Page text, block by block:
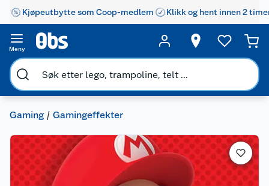
Kjøpeutbytte som Coop-medlem Klikk og hent innen 2
Meny
Gaming Gamingeffekter